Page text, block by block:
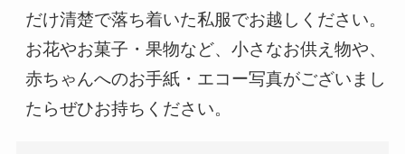
だけ清楚で落ち着いた私服でお越しください。
お花やお菓子・果物など、小さなお供え物や、
赤ちゃんへのお手紙・エコー写真がございまし
たらぜひお持ちください。